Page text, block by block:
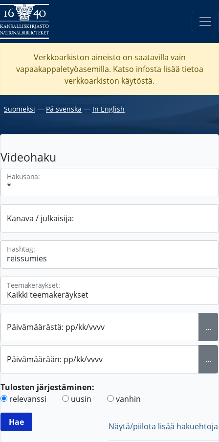
Verkkoarkiston aineisto on saatavilla vain
vapaakappaletyöasemilla. Katso infosta lisää tietoa
verkkoarkiston käytöstä.
Suomeksi ― På svenska ― In English
Videohaku
Hakusana:
Kanava / julkaisija:
Hashtag:
Teemakeräykset:
Päivämäärästä: pp/kk/vvvv ...
Päivämäärään: pp/kk/vvvv ...
Tulosten järjestäminen:
relevanssi
uusin vanhin
Näytä/piilota lisää hakuehtoja